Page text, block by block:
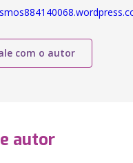
com o autor
autor